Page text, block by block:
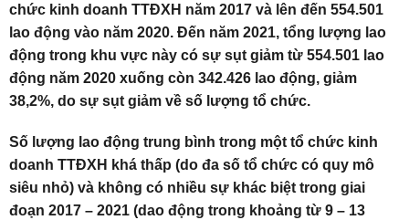
chức kinh doanh TTĐXH năm 2017 và lên đến 554.501
lao động vào năm 2020. Đến năm 2021, tổng lượng lao
động trong khu vực này có sự sụt giảm từ 554.501 lao
động năm 2020 xuống còn 342.426 lao động, giảm
38,2%, do sự sụt giảm về số lượng tổ chức.
Số lượng lao động trung bình trong một tổ chức kinh
doanh TTĐXH khá thấp (do đa số tổ chức có quy mô
siêu nhỏ) và không có nhiều sự khác biệt trong giai
đoạn 2017 – 2021 (dao động trong khoảng từ 9 – 13